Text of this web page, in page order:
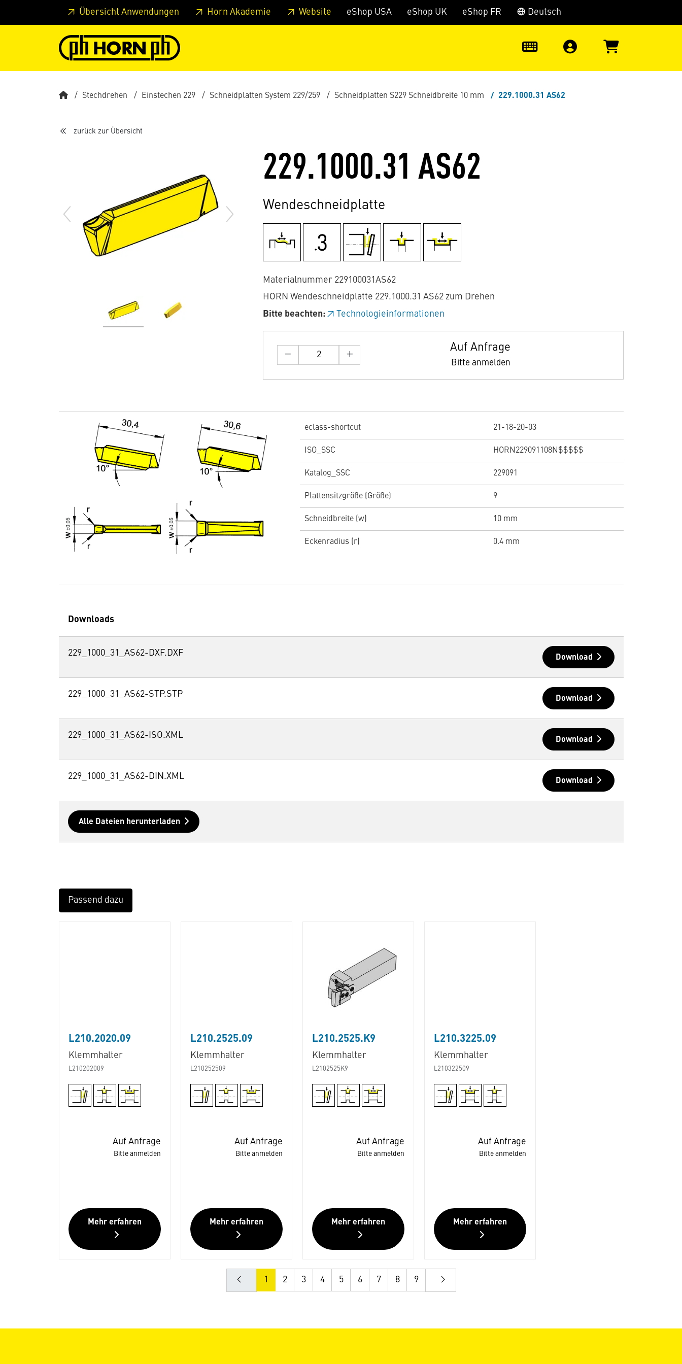
Springe zu Hauptinhalt Springe zum Header Springe zum Footer Springe zum Hauptmenu Springe zur Suche
Übersicht Anwendungen Horn Akademie Website eShop USA eShop UK eShop FR Deutsch
Stechdrehen Einstechen 229 Schneidplatten System 229/259 Schneidplatten S229 Schneidbreite 10 mm 229.1000.31 AS62
zurück zur Übersicht
229.1000.31 AS62
Wendeschneidplatte
Materialnummer 229100031AS62
HORN Wendeschneidplatte 229.1000.31 AS62 zum Drehen
Bitte beachten:
Technologieinformationen
Auf Anfrage
Bitte anmelden
eclass-shortcut 21-18-20-03
ISO_SSC HORN229091108N$$$$$
Katalog_SSC 229091
Plattensitzgröße (Größe) 9
Schneidbreite (w) 10 mm
Eckenradius (r) 0.4 mm
Downloads
229_1000_31_AS62-DXF.DXF Download
229_1000_31_AS62-STP.STP Download
229_1000_31_AS62-ISO.XML Download
229_1000_31_AS62-DIN.XML Download
Alle Dateien herunterladen
Passend dazu
L210.2020.09
Klemmhalter
L210202009
Auf Anfrage
Bitte anmelden
Mehr erfahren
L210.2525.09
Klemmhalter
L210252509
Auf Anfrage
Bitte anmelden
Mehr erfahren
L210.2525.K9
Klemmhalter
L2102525K9
Auf Anfrage
Bitte anmelden
Mehr erfahren
L210.3225.09
Klemmhalter
L210322509
Auf Anfrage
Bitte anmelden
Mehr erfahren
1 2 3 4 5 6 7 8 9